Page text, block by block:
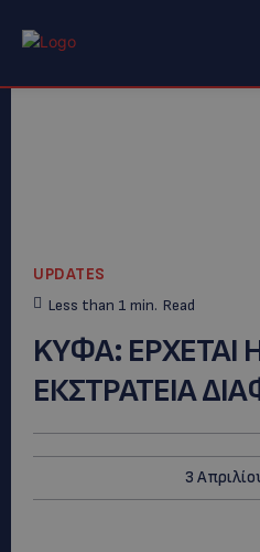
UPDATES
Less than 1 min. Read
KYΦΑ: EΡΧΕΤΑΙ
ΕΚΣΤΡΑΤΕΙΑ
3